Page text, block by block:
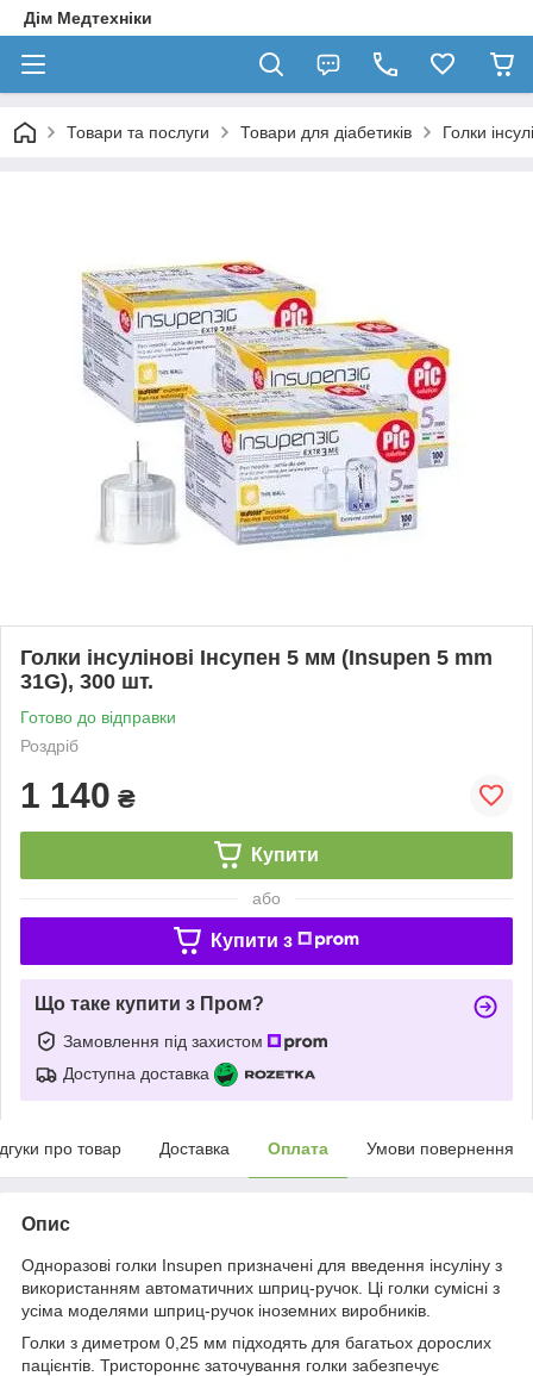
Дім Медтехніки
Товари та послуги Товари для діабетиків Голки
Голки інсулінові Інсупен 5 мм (Insupen 5 mm
31G), 300 шт.
Готово до відправки
Роздріб
1 140 ₴
Купити
або
Купити з
Що таке купити з Пром?
Замовлення під захистом
Доступна доставка
про товар Доставка Оплата Умови повернення
Опис
Одноразові голки Insupen призначені для введення інсуліну з
використанням автоматичних шприц-ручок. Ці голки сумісні з
усіма моделями шприц-ручок іноземних виробників.
Голки з диметром 0,25 мм підходять для багатьох дорослих
пацієнтів. Тристороннє заточування голки забезпечує